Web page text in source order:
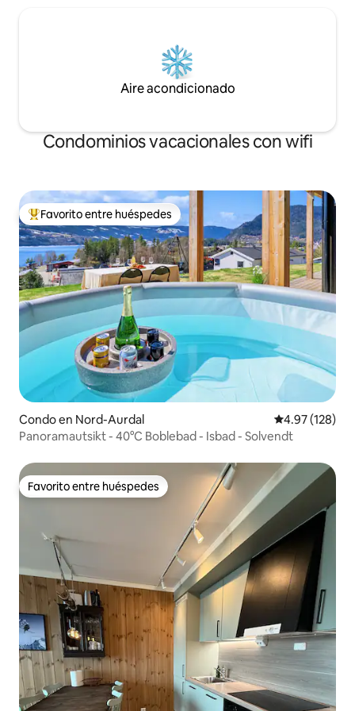
Aire acondicionado
Condominios vacacionales con wifi
Favorito entre huéspedes preferido
Favorito entre huéspedes
Condo en Nord-Aurdal Calificación
4.97 (128)
Panoramautsikt - 40°C Boblebad - Isbad - Solvendt
Favorito entre huéspedes
Favorito entre huéspedes